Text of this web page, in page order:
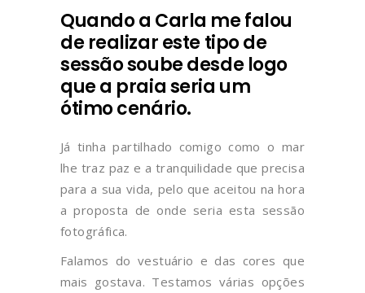
Quando a Carla me falou
de realizar este tipo de
sessão soube desde logo
que a praia seria um
ótimo cenário.
Já tinha partilhado comigo como o mar
lhe traz paz e a tranquilidade que precisa
para a sua vida, pelo que aceitou na hora
a proposta de onde seria esta sessão
fotográfica.
Falamos do vestuário e das cores que
mais gostava. Testamos várias opções